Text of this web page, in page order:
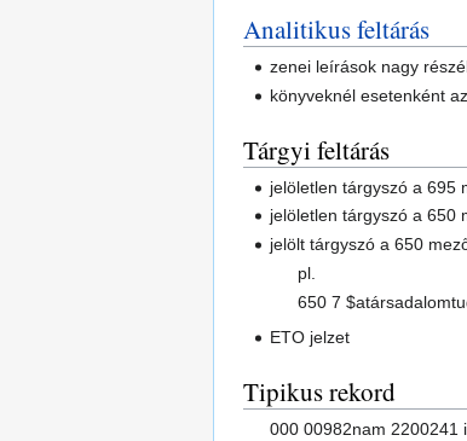
Analitikus feltárás
zenei leírások nagy
könyveknél esetenként
Tárgyi feltárás
jelöletlen tárgyszó a 695
jelöletlen tárgyszó a 650
jelölt tárgyszó a 650
pl.
650 7
ETO jelzet
Tipikus rekord
000 00982nam 2200241